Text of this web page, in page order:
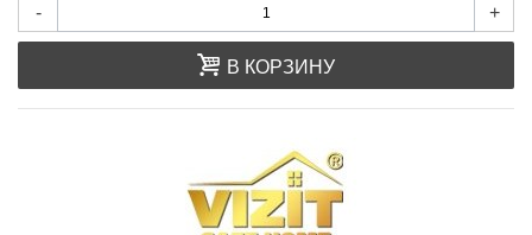
- +
В КОРЗИНУ